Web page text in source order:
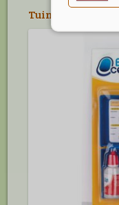
Tuin